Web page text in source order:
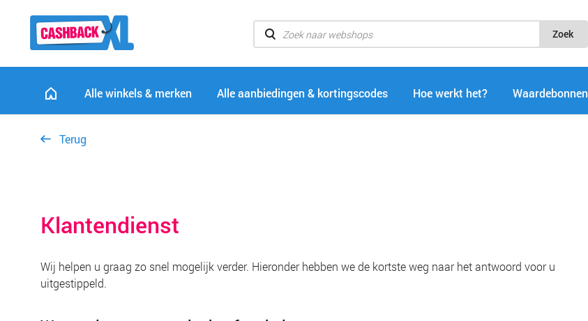
Zoek
Alle winkels & merken Alle aanbiedingen & kortingscodes Hoe werkt het? Waardebonnen
Terug
Klantendienst
Wij helpen u graag zo snel mogelijk verder. Hieronder hebben we de kortste weg naar het antwoord voor u
uitgestippeld.